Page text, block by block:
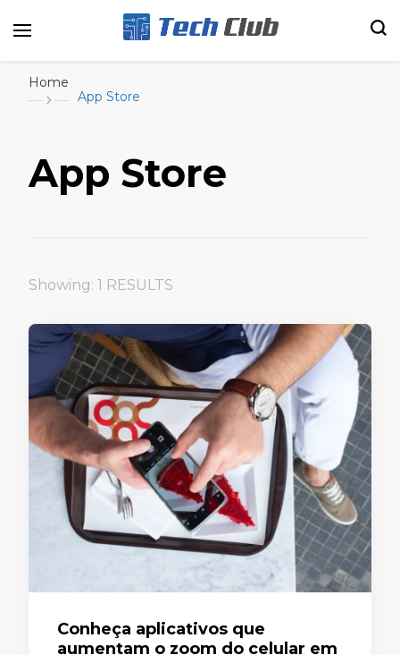
Home
App Store
App Store
Showing: 1 RESULTS
Conheça aplicativos que
aumentam o zoom do celular em